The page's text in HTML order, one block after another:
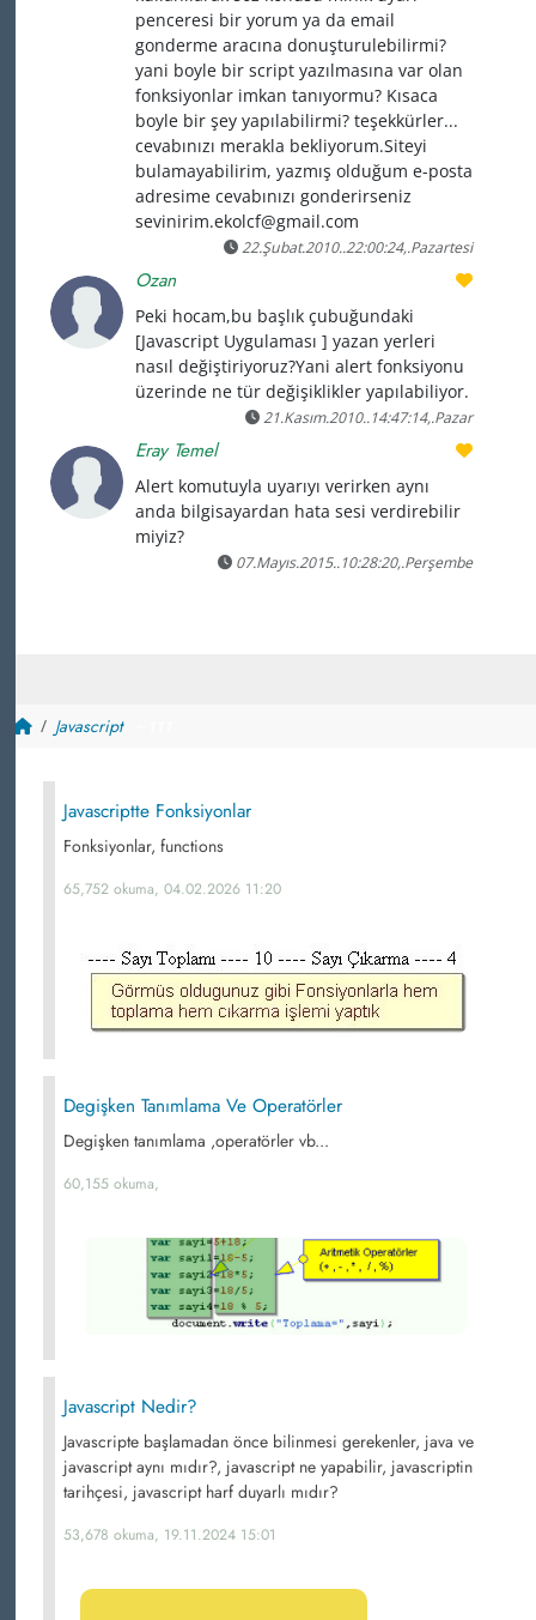
penceresi bir yorum ya da email
gonderme aracına donuşturulebilirmi?
yani boyle bir script yazılmasına var olan
fonksiyonlar imkan tanıyormu? Kısaca
boyle bir şey yapılabilirmi? teşekkürler...
cevabınızı merakla bekliyorum.Siteyi
bulamayabilirim, yazmış olduğum e-posta
adresime cevabınızı gonderirseniz
sevinirim.ekolcf@gmail.com
22.Şubat.2010..22:00:24,.Pazartesi
Ozan
Peki hocam,bu başlık çubuğundaki
[Javascript Uygulaması ] yazan yerleri
nasıl değiştiriyoruz?Yani alert fonksiyonu
üzerinde ne tür değişiklikler yapılabiliyor.
21.Kasım.2010..14:47:14,.Pazar
Eray Temel
Alert komutuyla uyarıyı verirken aynı
anda bilgisayardan hata sesi verdirebilir
miyiz?
07.Mayıs.2015..10:28:20,.Perşembe
Javascript
Javascriptte Fonksiyonlar
Fonksiyonlar, functions
65,752 okuma, 04.02.2026 11:20
Degişken Tanımlama Ve Operatörler
Degişken tanımlama ,operatörler vb...
60,155 okuma,
Javascript Nedir?
Javascripte başlamadan önce bilinmesi gerekenler, java ve
javascript aynı mıdır?, javascript ne yapabilir, javascriptin
tarihçesi, javascript harf duyarlı mıdır?
53,678 okuma, 19.11.2024 15:01